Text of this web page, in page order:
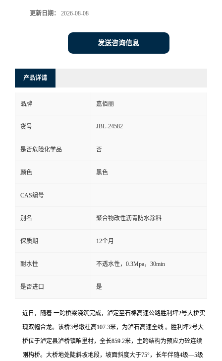
更新日期： 2026-08-08
发送咨询信息
产品详请
品牌 嘉佰丽
货号 JBL-24582
是否危险化学品 否
颜色 黑色
CAS编号
别名 聚合物改性沥青防水涂料
保质期 12个月
耐水性 不透水性，0.3Mpa，30min
是否进口 是
近日，随着 一跨桥梁浇筑完成，泸定至石棉高速公路胜利坪2号大桥实
现双幅合龙。该桥3号墩柱高107.3米，为泸石高速全线 。胜利坪2号大
桥位于泸定县泸桥镇咱里村，全长859.2米，主跨结构为预应力砼连续
刚构桥。大桥地处陡斜坡地段，坡面斜度大于75°，长年伴随4级—5级